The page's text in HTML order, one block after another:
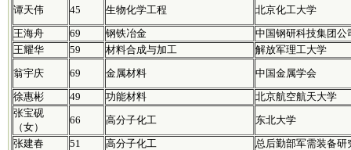
谭天伟
45 生物化学工程
北京化工大学
王海舟
69 钢铁冶金
中国钢研科技集团公
王耀华
59 材料合成与加工
解放军理工大学
翁宇庆
69 金属材料
中国金属学会
徐惠彬
49 功能材料
北京航空航天大学
张宝砚
（女）
66 高分子化工
东北大学
张建春
51 高分子化工
总后勤部军需装备研